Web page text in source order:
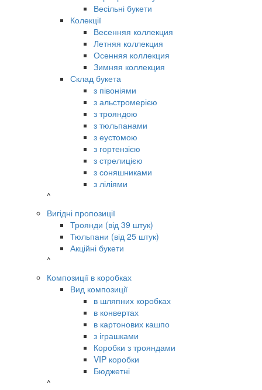
Весільні букети
Колекції
Весенняя коллекция
Летняя коллекция
Осенняя коллекция
Зимняя коллекция
Склад букета
з півоніями
з альстромерією
з трояндою
з тюльпанами
з еустомою
з гортензією
з стрелицією
з соняшниками
з ліліями
^
Вигідні пропозиції
Троянди (від 39 штук)
Тюльпани (від 25 штук)
Акційні букети
^
Композиції в коробках
Вид композиції
в шляпних коробках
в конвертах
в картонових кашпо
з іграшками
Коробки з трояндами
VIP коробки
Бюджетні
^